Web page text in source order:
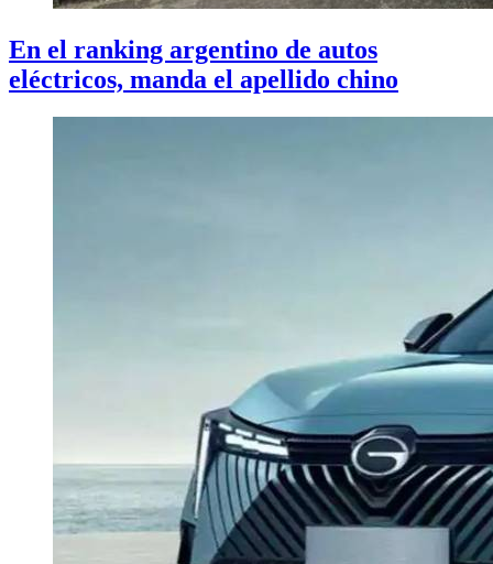
En el ranking argentino de autos
eléctricos, manda el apellido chino